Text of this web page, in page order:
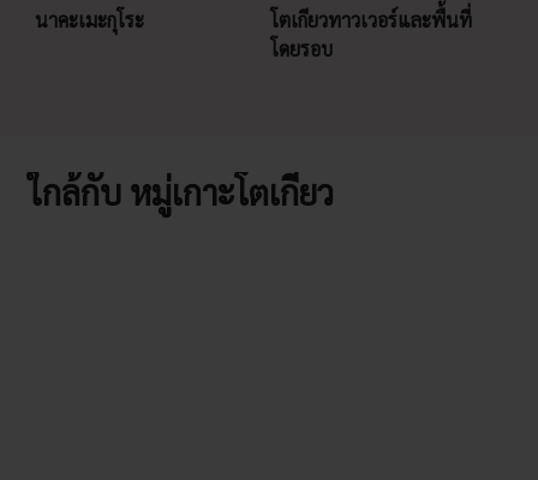
นาคะเมะกุโระ
โตเกียวทาวเวอร์และพื้นที่
โดยรอบ
ใกล้กับ หมู่เกาะโตเกียว